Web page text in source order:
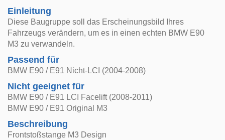
Einleitung
Diese Baugruppe soll das Erscheinungsbild Ihres
Fahrzeugs verändern, um es in einen echten BMW E90
M3 zu verwandeln.
Passend für
BMW E90 / E91 Nicht-LCI (2004-2008)
Nicht geeignet für
BMW E90 / E91 LCI Facelift (2008-2011)
BMW E90 / E91 Original M3
Beschreibung
Frontstoßstange M3 Design